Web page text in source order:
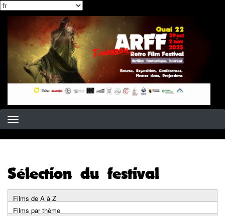
au
contenu
principal
Select
your
Sélection du festival
Primary
Films de A à Z
Films par thème